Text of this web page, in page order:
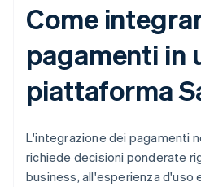
Come
pagamenti in
piattaforma
L'integrazione dei pagamenti
richiede decisioni ponderate
business, all'esperienza d'uso